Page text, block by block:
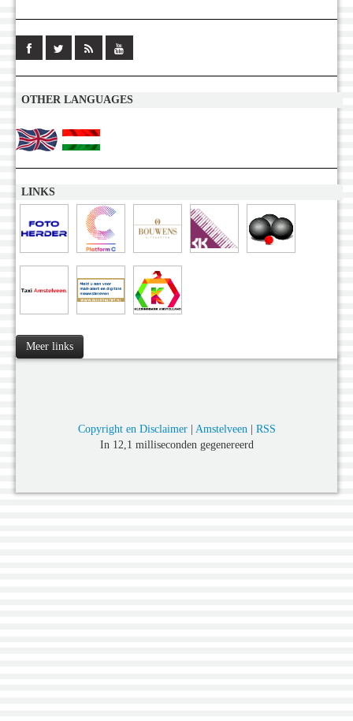
OTHER LANGUAGES
LINKS
Meer links
Copyright en Disclaimer| Amstelveen| RSS
In 12,1 milliseconden gegenereerd